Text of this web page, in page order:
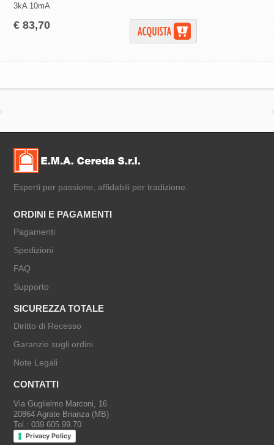
3kA 10mA
€ 83,70
Esperti per passione, affidabili per tradizione.
ORDINI E PAGAMENTI
Pagamenti
Spedizioni
FAQ
Supporto
SICUREZZA TOTALE
Diritto di Recesso
Garanzie sugli ordini
Note Legali
CONTATTI
Via Guglielmo Marconi, 16
20864 Agrate Brianza (MB)
Tel.: 039 605.99.70
Privacy Policy